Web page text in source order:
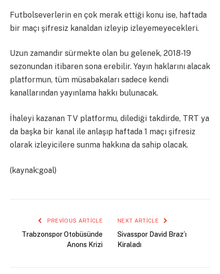
Futbolseverlerin en çok merak ettiği konu ise, haftada
bir maçı şifresiz kanaldan izleyip izleyemeyecekleri.
Uzun zamandır sürmekte olan bu gelenek, 2018-19
sezonundan itibaren sona erebilir. Yayın haklarını alacak
platformun, tüm müsabakaları sadece kendi
kanallarından yayınlama hakkı bulunacak.
İhaleyi kazanan TV platformu, dilediği takdirde, TRT ya
da başka bir kanal ile anlaşıp haftada 1 maçı şifresiz
olarak izleyicilere sunma hakkına da sahip olacak.
(kaynak:goal)
PREVIOUS ARTICLE
Trabzonspor Otobüsünde
Anons Krizi
NEXT ARTICLE
Sivasspor David Braz’ı
Kiraladı